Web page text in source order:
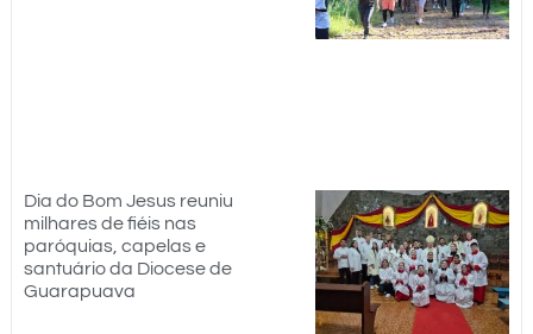
Dia do Bom Jesus reuniu
milhares de fiéis nas
paróquias, capelas e
santuário da Diocese de
Guarapuava